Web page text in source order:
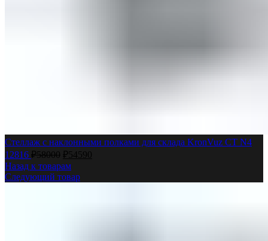
Стеллаж с наклонными полками для склада KronVuz СТ N4
12816 ₽58000 ₽54590
Назад к товарам
Следующий товар